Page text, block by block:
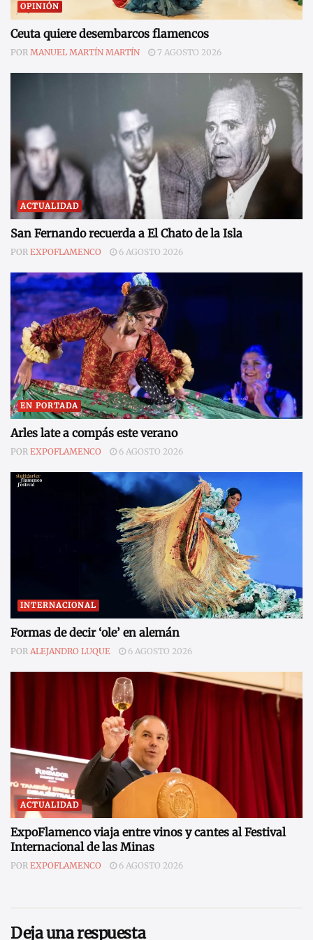
OPINIÓN
Ceuta quiere desembarcos flamencos
POR MANUEL MARTÍN MARTÍN 7 AGOSTO 2026
ACTUALIDAD
San Fernando recuerda a El Chato de la Isla
POR EXPOFLAMENCO 6 AGOSTO 2026
EN PORTADA
Arles late a compás este verano
POR EXPOFLAMENCO 6 AGOSTO 2026
INTERNACIONAL
Formas de decir ‘ole’ en alemán
POR ALEJANDRO LUQUE 6 AGOSTO 2026
ACTUALIDAD
ExpoFlamenco viaja entre vinos y cantes al Festival
Internacional de las Minas
POR EXPOFLAMENCO 6 AGOSTO 2026
Deja una respuesta